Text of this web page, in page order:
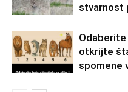
stvarnost
otkrijte
spomene